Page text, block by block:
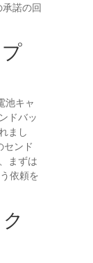
諾の回
池キャ
ドバッ
まし
センド
まずは
依頼を